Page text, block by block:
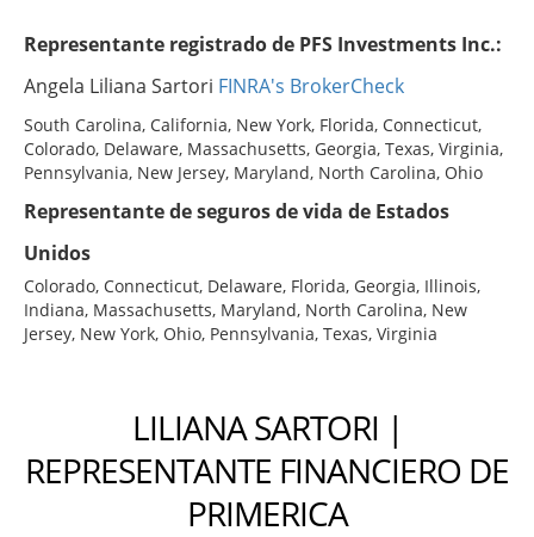
Representante registrado de PFS Investments Inc.:
Angela Liliana Sartori FINRA's BrokerCheck
South Carolina, California, New York, Florida, Connecticut,
Colorado, Delaware, Massachusetts, Georgia, Texas, Virginia,
Pennsylvania, New Jersey, Maryland, North Carolina, Ohio
Representante de seguros de vida de Estados
Unidos
Colorado, Connecticut, Delaware, Florida, Georgia, Illinois,
Indiana, Massachusetts, Maryland, North Carolina, New
Jersey, New York, Ohio, Pennsylvania, Texas, Virginia
LILIANA SARTORI |
REPRESENTANTE FINANCIERO DE
PRIMERICA